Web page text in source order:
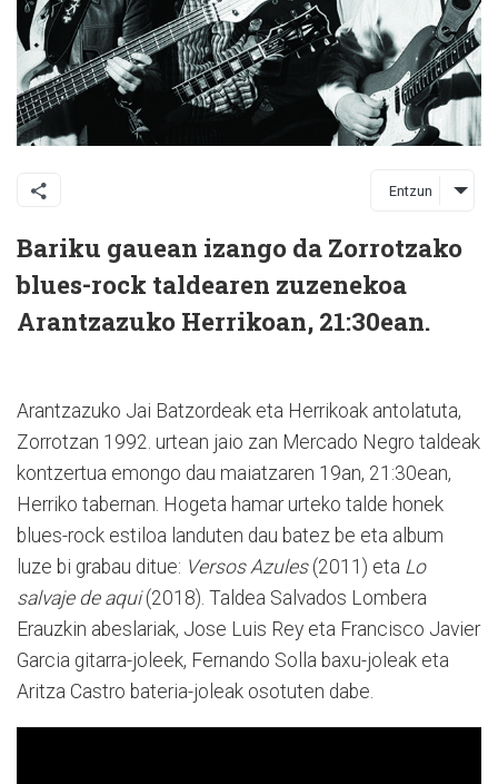
Entzun
Bariku gauean izango da Zorrotzako
blues-rock taldearen zuzenekoa
Arantzazuko Herrikoan, 21:30ean.
Arantzazuko Jai Batzordeak eta Herrikoak antolatuta,
Zorrotzan 1992. urtean jaio zan Mercado Negro taldeak
kontzertua emongo dau maiatzaren 19an, 21:30ean,
Herriko tabernan. Hogeta hamar urteko talde honek
blues-rock estiloa landuten dau batez be eta album
luze bi grabau ditue: Versos Azules(2011) eta Lo
salvaje de aqui(2018). Taldea Salvados Lombera
Erauzkin abeslariak, Jose Luis Rey eta Francisco Javier
Garcia gitarra-joleek, Fernando Solla baxu-joleak eta
Aritza Castro bateria-joleak osotuten dabe.